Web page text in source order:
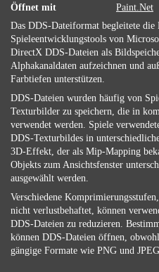
Öffnet mit
Paint.Net
Das DDS-Dateiformat begleitete
Spieleentwicklungstools von
DirectX DDS-Dateien als
Alphakanaldaten aufzeichnen und
Farbtiefen unterstützen.
DDS-Dateien wurden häufig von
Texturbilder zu speichern, die in
verwendet werden. Spiele
DDS-Texturbildes in
3D-Effekt, der als Mip-Mapping
Objekts zum Ansichtsfenster
ausgewählt werden.
Verschiedene
nicht verlustbehaftet, können
DDS-Dateien zu reduzieren.
können DDS-Dateien öffnen,
gängige Formate wie PNG und